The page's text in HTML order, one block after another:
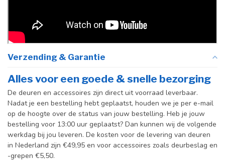
Verzending & Garantie
Alles voor een goede & snelle bezorging
De deuren en accessoires zijn direct uit voorraad leverbaar.
Nadat je een bestelling hebt geplaatst, houden we je per e-mail
op de hoogte over de status van jouw bestelling. Heb je jouw
bestelling voor 13:00 uur geplaatst? Dan kunnen wij de volgende
werkdag bij jou leveren. De kosten voor de levering van deuren
in Nederland zijn €49,95 en voor accessoires zoals deurbeslag en
-grepen €5,50.